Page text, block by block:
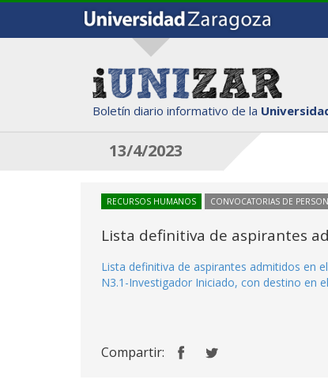
Boletín diario informativo de la
13/4/2023
RECURSOS HUMANOS CONVOCATORIAS DE
Lista definitiva de aspirantes
Lista definitiva de aspirantes admitidos en
N3.1-Investigador Iniciado, con destino en
Compartir: